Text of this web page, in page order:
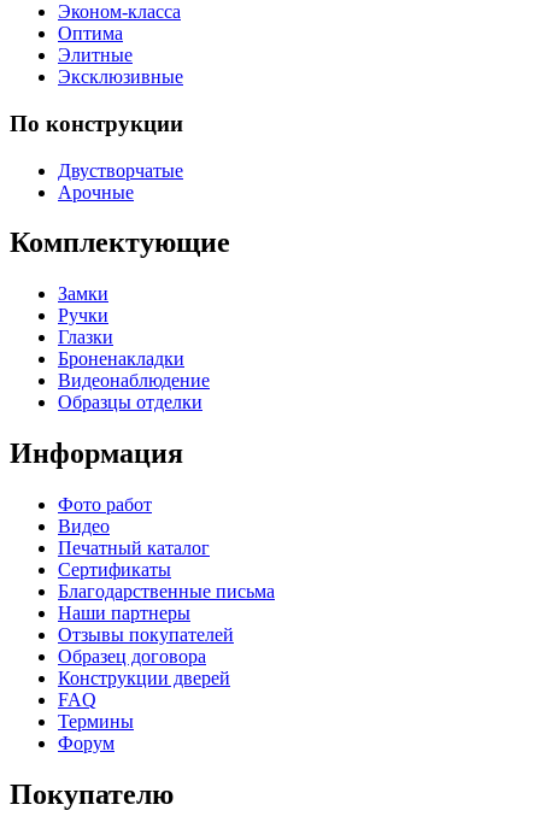
Эконом-класса
Оптима
Элитные
Эксклюзивные
По конструкции
Двустворчатые
Арочные
Комплектующие
Замки
Ручки
Глазки
Броненакладки
Видеонаблюдение
Образцы отделки
Информация
Фото работ
Видео
Печатный каталог
Сертификаты
Благодарственные письма
Наши партнеры
Отзывы покупателей
Образец договора
Конструкции дверей
FAQ
Термины
Форум
Покупателю